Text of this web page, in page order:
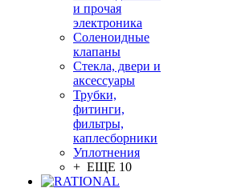
и прочая
электроника
Соленоидные
клапаны
Стекла, двери и
аксессуары
Трубки,
фитинги,
фильтры,
каплесборники
Уплотнения
+ ЕЩЕ 10